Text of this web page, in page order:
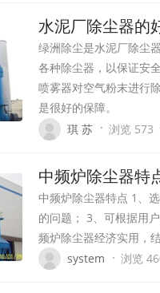
水泥厂除尘器的
绿洲除尘是水泥厂除尘
各种除尘器，以保证安
喷雾器对空气粉末进行
是很好的保障。
琪 苏 · 浏览 573
中频炉除尘器特
中频炉除尘器特点 1、
的问题； 3、可根据用
频炉除尘器经济实用，
system · 浏览